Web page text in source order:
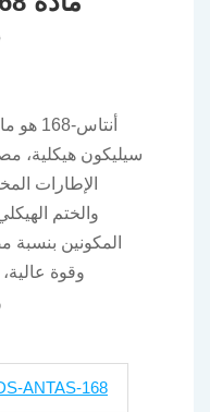
سيليكون هيكلية،
الإطارات
والختم
المكونين بنسبة
وقوة
ANTAS-168